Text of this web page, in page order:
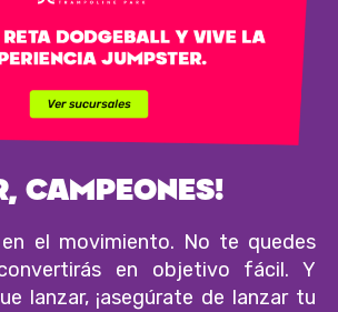
CAMPEONES!
el movimiento. No te quedes
en objetivo fácil. Y
lanzar, ¡asegúrate de lanzar tu